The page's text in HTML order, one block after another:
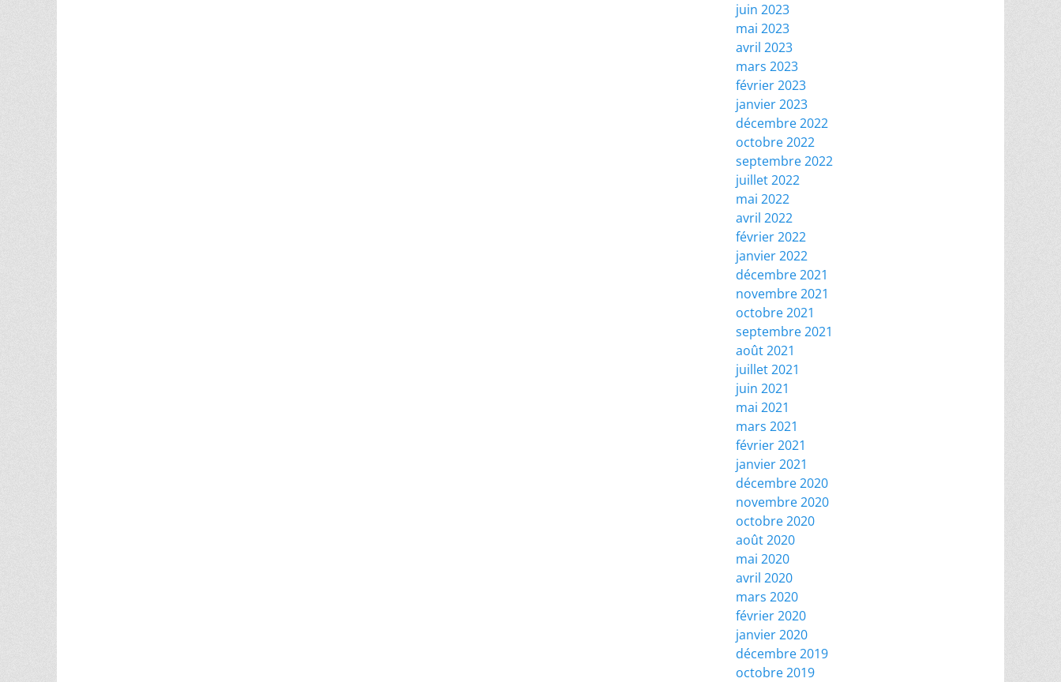
juin 2023
mai 2023
avril 2023
mars 2023
février 2023
janvier 2023
décembre 2022
octobre 2022
septembre 2022
juillet 2022
mai 2022
avril 2022
février 2022
janvier 2022
décembre 2021
novembre 2021
octobre 2021
septembre 2021
août 2021
juillet 2021
juin 2021
mai 2021
mars 2021
février 2021
janvier 2021
décembre 2020
novembre 2020
octobre 2020
août 2020
mai 2020
avril 2020
mars 2020
février 2020
janvier 2020
décembre 2019
octobre 2019